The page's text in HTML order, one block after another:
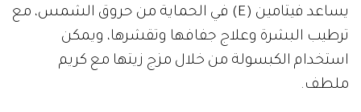
يساعد فيتامين (E) في الحماية من حروق الشمس، مع
ترطيب البشرة وعلاج جفافها وتقشرها، ويمكن
استخدام الكبسولة من خلال مزج زيتها مع كريم
ملطف.